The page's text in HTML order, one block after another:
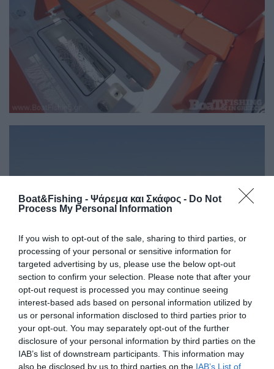
Boat&Fishing - Ψάρεμα και Σκάφος - Do Not
Process My Personal Information
If you wish to opt-out of the sale, sharing to third parties, or
processing of your personal or sensitive information for
targeted advertising by us, please use the below opt-out
section to confirm your selection. Please note that after your
opt-out request is processed you may continue seeing
interest-based ads based on personal information utilized by
us or personal information disclosed to third parties prior to
your opt-out. You may separately opt-out of the further
disclosure of your personal information by third parties on the
IAB’s list of downstream participants. This information may
also be disclosed by us to third parties on the IAB’s List of
Οι αεροθάλαµοι στο Medline 7.5 ακολουθούν πιστά τη
φιλοσοφία της Zodiac, είναι προσθαφαιρούµενοι, δηλαδή
µπορούν εύκολα να αφαιρεθούν από το πολυεστερικό
τµήµα, προκειµένου να αποθηκευτεί το σκάφος
ευκολότερα, να µεταφερθεί ή να πραγµατοποιηθεί ο